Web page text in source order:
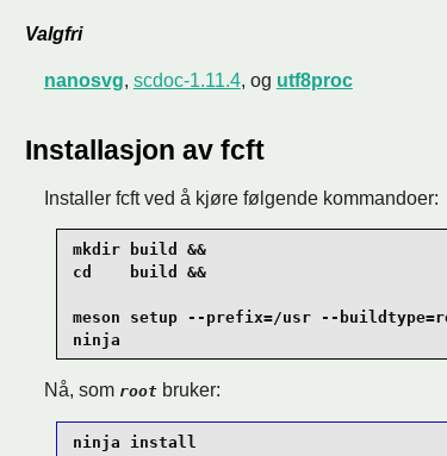
Valgfri
nanosvg, scdoc-1.11.4, og utf8proc
Installasjon av fcft
Installer fcft ved å kjøre følgende kommandoer:
mkdir build &&
cd    build &&
meson setup --prefix=/usr --
ninja
Nå, som rootbruker:
ninja install